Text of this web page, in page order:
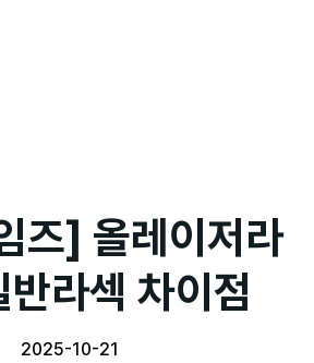
즈] 올레이저라
라섹 차이점
2025-10-21